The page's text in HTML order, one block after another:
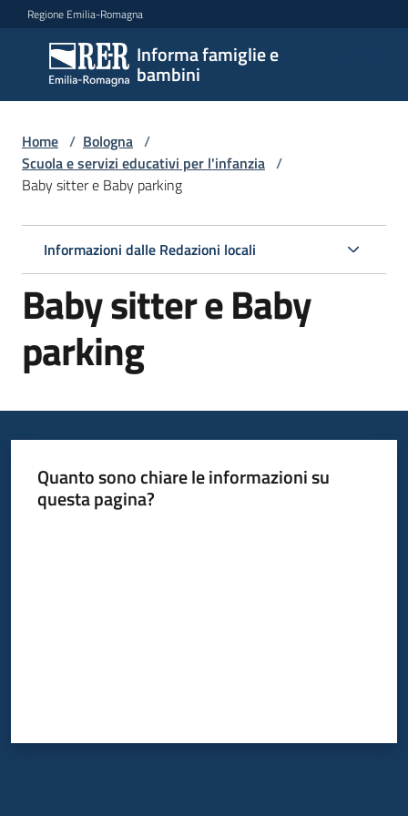
Vai al contenuto
Vai alla navigazione
Vai al footer
Regione Emilia-Romagna
Informa famiglie e
bambini
Informa
famiglie
e
bambini
per
le
Informazioni
locali
Home / Bologna /
Scuola e servizi educativi per l'infanzia /
Baby sitter e Baby parking
Informazioni dalle Redazioni locali
Baby sitter e Baby
parking
Quanto sono chiare le informazioni su
questa pagina?